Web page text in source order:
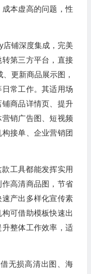
本虚高的问题，性
店铺深度集成，完美
第三方平台，直接
更新商品展示图，
常工作。其适用场
商品详情页、提升
销广告图、短视频
接单、企业营销团
工具都能发挥实用
高清商品图，节省
产出多样化宣传素
可借助模板快速出
整体工作效率，适
无损高清出图、海